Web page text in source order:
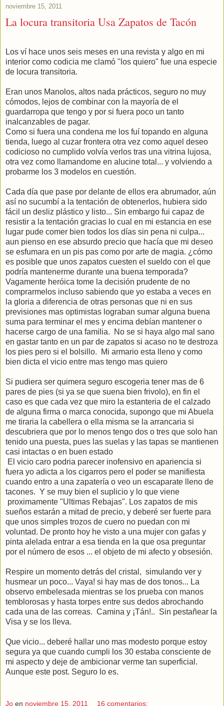
noviembre 15, 2011
La locura transitoria Usa Zapatos de Tacón
Los ví hace unos seis meses en una revista y algo en mi
interior como codicia me clamó "los quiero" fue una especie
de locura transitoria.
Eran unos Manolos, altos nada prácticos, seguro no muy
cómodos, lejos de combinar con la mayoría de el
guardarropa que tengo y por si fuera poco un tanto
inalcanzables de pagar.
Como si fuera una condena me los fuí topando en alguna
tienda, luego al cuzar frontera otra vez como aquel deseo
codicioso no cumplido volvía verlos tras una vitrina lujosa,
otra vez como llamandome en alucine total... y volviendo a
probarme los 3 modelos en cuestión.
Cada día que pase por delante de ellos era abrumador, aún
así no sucumbí a la tentación de obtenerlos, hubiera sido
fácil un desliz plástico y listo... Sin embargo fui capaz de
resistir a la tentación gracias lo cual en mi estancia en ese
lugar pude comer bien todos los días sin pena ni culpa...
aun pienso en ese absurdo precio que hacía que mi deseo
se esfumara en un pis pas como por arte de magia. ¿cómo
es posible que unos zapatos cuesten el sueldo con el que
podría mantenerme durante una buena temporada?
Vagamente heróica tome la decisión prudente de no
comprarmelos incluso sabiendo que yo estaba a veces en
la gloria a diferencia de otras personas que ni en sus
previsiones mas optimistas lograban sumar alguna buena
suma para terminar el mes y encima debían mantener o
hacerse cargo de una familia. No se si haya algo mal sano
en gastar tanto en un par de zapatos si acaso no te destroza
los pies pero si el bolsillo. Mi armario esta lleno y como
bien dicta el vicio entre mas tengo mas quiero
Si pudiera ser quimera seguro escogeria tener mas de 6
pares de pies (si ya se que suena bien frivolo), en fin el
caso es que cada vez que miro la estanteria de el calzado
de alguna firma o marca conocida, supongo que mi Abuela
me tiraria la cabellera o ella misma se la arrancaria si
descubriera que por lo menos tengo dos o tres que solo han
tenido una puesta, pues las suelas y las tapas se mantienen
casi intactas o en buen estado
El vicio caro podria parecer inofensivo en apariencia si
fuera yo adicta a los cigarros pero el poder se manifiesta
cuando entro a una zapatería o veo un escaparate lleno de
tacones. Y se muy bien el suplicio y lo que viene
proximamente "Ultimas Rebajas". Los zapatos de mis
sueños estarán a mitad de precio, y deberé ser fuerte para
que unos simples trozos de cuero no puedan con mi
voluntad. De pronto hoy he visto a una mujer con gafas y
pinta alelada entrar a esa tienda en la que osa preguntar
por el número de esos ... el objeto de mi afecto y obsesión.
Respire un momento detrás del cristal, simulando ver y
husmear un poco... Vaya! si hay mas de dos tonos... La
observo embelesada mientras se los prueba con manos
temblorosas y hasta torpes entre sus dedos abrochando
cada una de las correas. Camina y ¡Tán!.. Sin pestañear la
Visa y se los lleva.
Que vicio... deberé hallar uno mas modesto porque estoy
segura ya que cuando cumpli los 30 estaba consciente de
mi aspecto y deje de ambicionar verme tan superficial.
Aunque este post. Seguro lo es.
Jo en noviembre 15, 2011 16 comentarios: